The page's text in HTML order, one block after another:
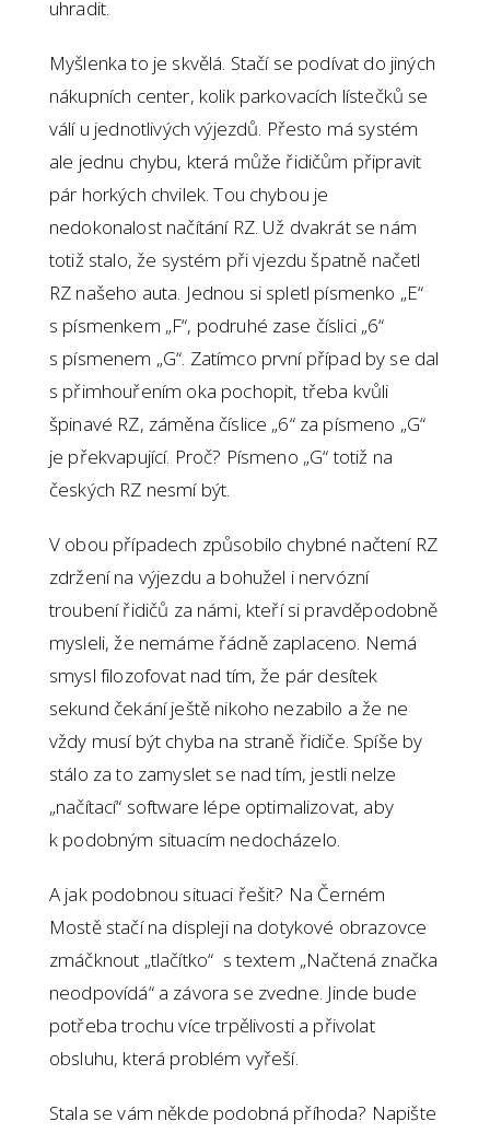
uhradit.
Myšlenka to je skvělá. Stačí se podívat do jiných
nákupních center, kolik parkovacích lístečků se
válí u jednotlivých výjezdů. Přesto má systém
ale jednu chybu, která může řidičům připravit
pár horkých chvilek. Tou chybou je
nedokonalost načítání RZ. Už dvakrát se nám
totiž stalo, že systém při vjezdu špatně načetl
RZ našeho auta. Jednou si spletl písmenko „E“
s písmenkem „F“, podruhé zase číslici „6“
s písmenem „G“. Zatímco první případ by se dal
s přimhouřením oka pochopit, třeba kvůli
špinavé RZ, záměna číslice „6“ za písmeno „G“
je překvapující. Proč? Písmeno „G“ totiž na
českých RZ nesmí být.
V obou případech způsobilo chybné načtení RZ
zdržení na výjezdu a bohužel i nervózní
troubení řidičů za námi, kteří si pravděpodobně
mysleli, že nemáme řádně zaplaceno. Nemá
smysl filozofovat nad tím, že pár desítek
sekund čekání ještě nikoho nezabilo a že ne
vždy musí být chyba na straně řidiče. Spíše by
stálo za to zamyslet se nad tím, jestli nelze
„načítací“ software lépe optimalizovat, aby
k podobným situacím nedocházelo.
A jak podobnou situaci řešit? Na Černém
Mostě stačí na displeji na dotykové obrazovce
zmáčknout „tlačítko“ s textem „Načtená značka
neodpovídá“ a závora se zvedne. Jinde bude
potřeba trochu více trpělivosti a přivolat
obsluhu, která problém vyřeší.
Stala se vám někde podobná příhoda? Napište